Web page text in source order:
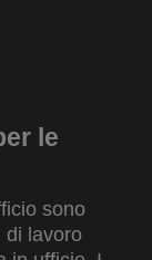
le
sono
di lavoro